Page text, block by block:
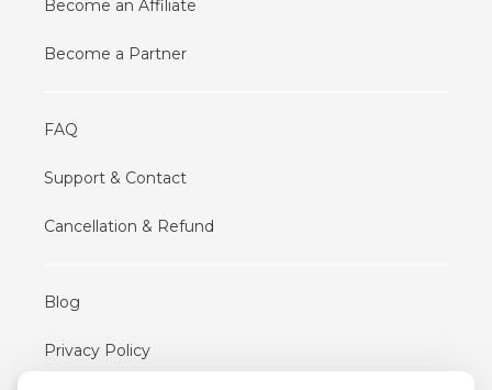
Become an Affiliate
Become a Partner
FAQ
Support & Contact
Cancellation & Refund
Blog
Privacy Policy